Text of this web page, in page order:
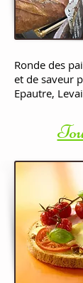
Ronde des
et de saveur
Epautre,